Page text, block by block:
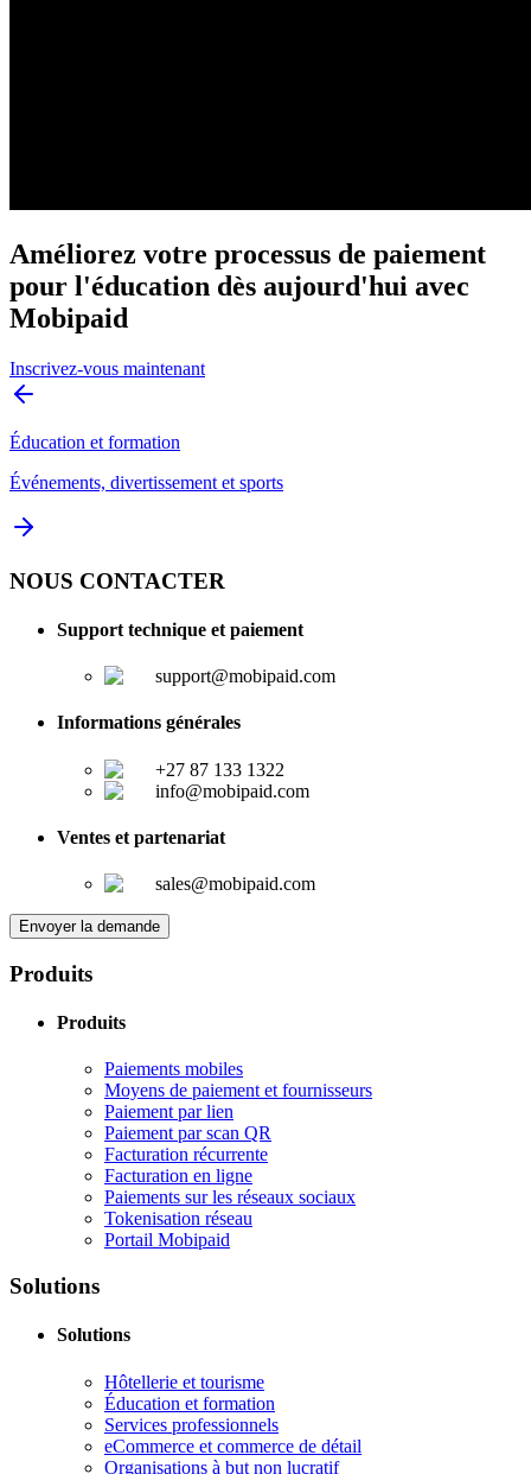
Améliorez votre processus de paiement
pour l'éducation dès aujourd'hui avec
Mobipaid
Inscrivez-vous maintenant
Éducation et formation
Événements, divertissement et sports
NOUS CONTACTER
Support technique et paiement
support@mobipaid.com
Informations générales
+27 87 133 1322
info@mobipaid.com
Ventes et partenariat
sales@mobipaid.com
Envoyer la demande
Produits
Produits
Paiements mobiles
Moyens de paiement et fournisseurs
Paiement par lien
Paiement par scan QR
Facturation récurrente
Facturation en ligne
Paiements sur les réseaux sociaux
Tokenisation réseau
Portail Mobipaid
Solutions
Solutions
Hôtellerie et tourisme
Éducation et formation
Services professionnels
eCommerce et commerce de détail
Organisations à but non lucratif